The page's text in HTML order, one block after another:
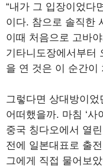
“내가 그 입장이었다
이다. 참으로 솔직한
이때 처음으로 고바
기타니도장에서부터
을 연 것은 이 순간이
그렇다면 상대방이
어떠했을까. 마침 ‘사
중국 칭다오에서 열
전에 일본대표로 출
그에게 직접 물어보